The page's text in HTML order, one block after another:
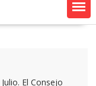
El Consejo